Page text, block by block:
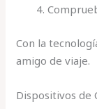
Con la
amigo de viaje.
Dispositivos de